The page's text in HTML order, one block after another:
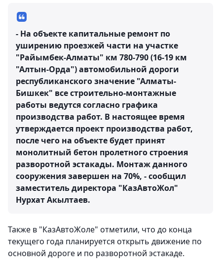
- На объекте капитальные ремонт по
уширению проезжей части на участке
"Райымбек-Алматы" км 780-790 (16-19 км
"Алтын-Орда") автомобильной дороги
республиканского значение "Алматы-
Бишкек" все строительно-монтажные
работы ведутся согласно графика
производства работ. В настоящее время
утверждается проект производства работ,
после чего на объекте будет принят
монолитный бетон пролетного строения
разворотной эстакады. Монтаж данного
сооружения завершен на 70%, - сообщил
заместитель директора "КазАвтоЖол"
Нурхат Акылтаев.
Также в "КазАвтоЖоле" отметили, что до конца
текущего года планируется открыть движение по
основной дороге и по разворотной эстакаде.